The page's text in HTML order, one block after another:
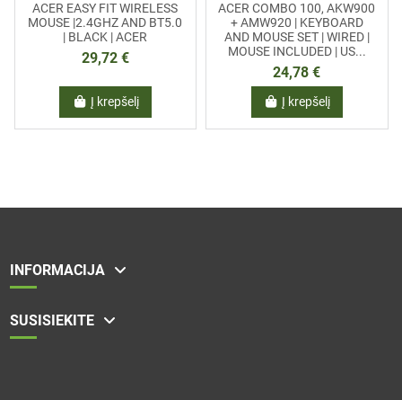
ACER EASY FIT WIRELESS
MOUSE |2.4GHZ AND BT5.0
| BLACK | ACER
29,72 €
Į krepšelį
ACER COMBO 100, AKW900
+ AMW920 | KEYBOARD
AND MOUSE SET | WIRED |
MOUSE INCLUDED | US...
24,78 €
Į krepšelį
INFORMACIJA
SUSISIEKITE